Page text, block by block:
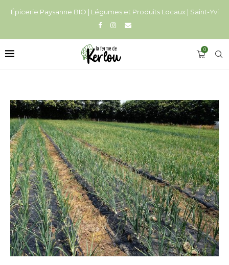
Épicerie Paysanne BIO | Légumes et Produits Locaux | Saint-Yvi
0